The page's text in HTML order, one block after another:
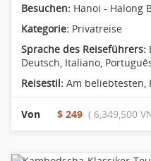
Besuchen: Hanoi - Halong
Kategorie: Privatreise
Sprache des Reiseführers:
Deutsch, Italiano,
Reisestil: Am beliebtesten
Von $ 249 ( 6,349,500